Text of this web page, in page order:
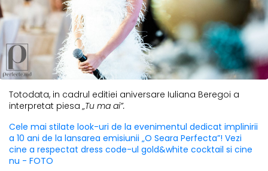
Totodata, in cadrul editiei aniversare Iuliana Beregoi a
interpretat piesa „Tu ma ai”.
Cele mai stilate look-uri de la evenimentul dedicat implinirii
a 10 ani de la lansarea emisiunii „O Seara Perfecta”! Vezi
cine a respectat dress code-ul gold&white cocktail si cine
nu - FOTO